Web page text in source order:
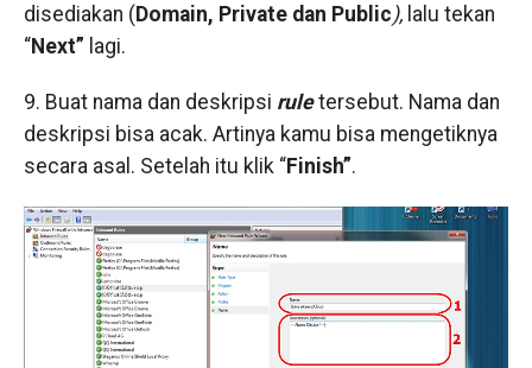
disediakan ( Domain, Private dan Public), lalu tekan
“Next” lagi.
9. Buat nama dan deskripsi ruletersebut. Nama dan
deskripsi bisa acak. Artinya kamu bisa mengetiknya
secara asal. Setelah itu klik “Finish”.